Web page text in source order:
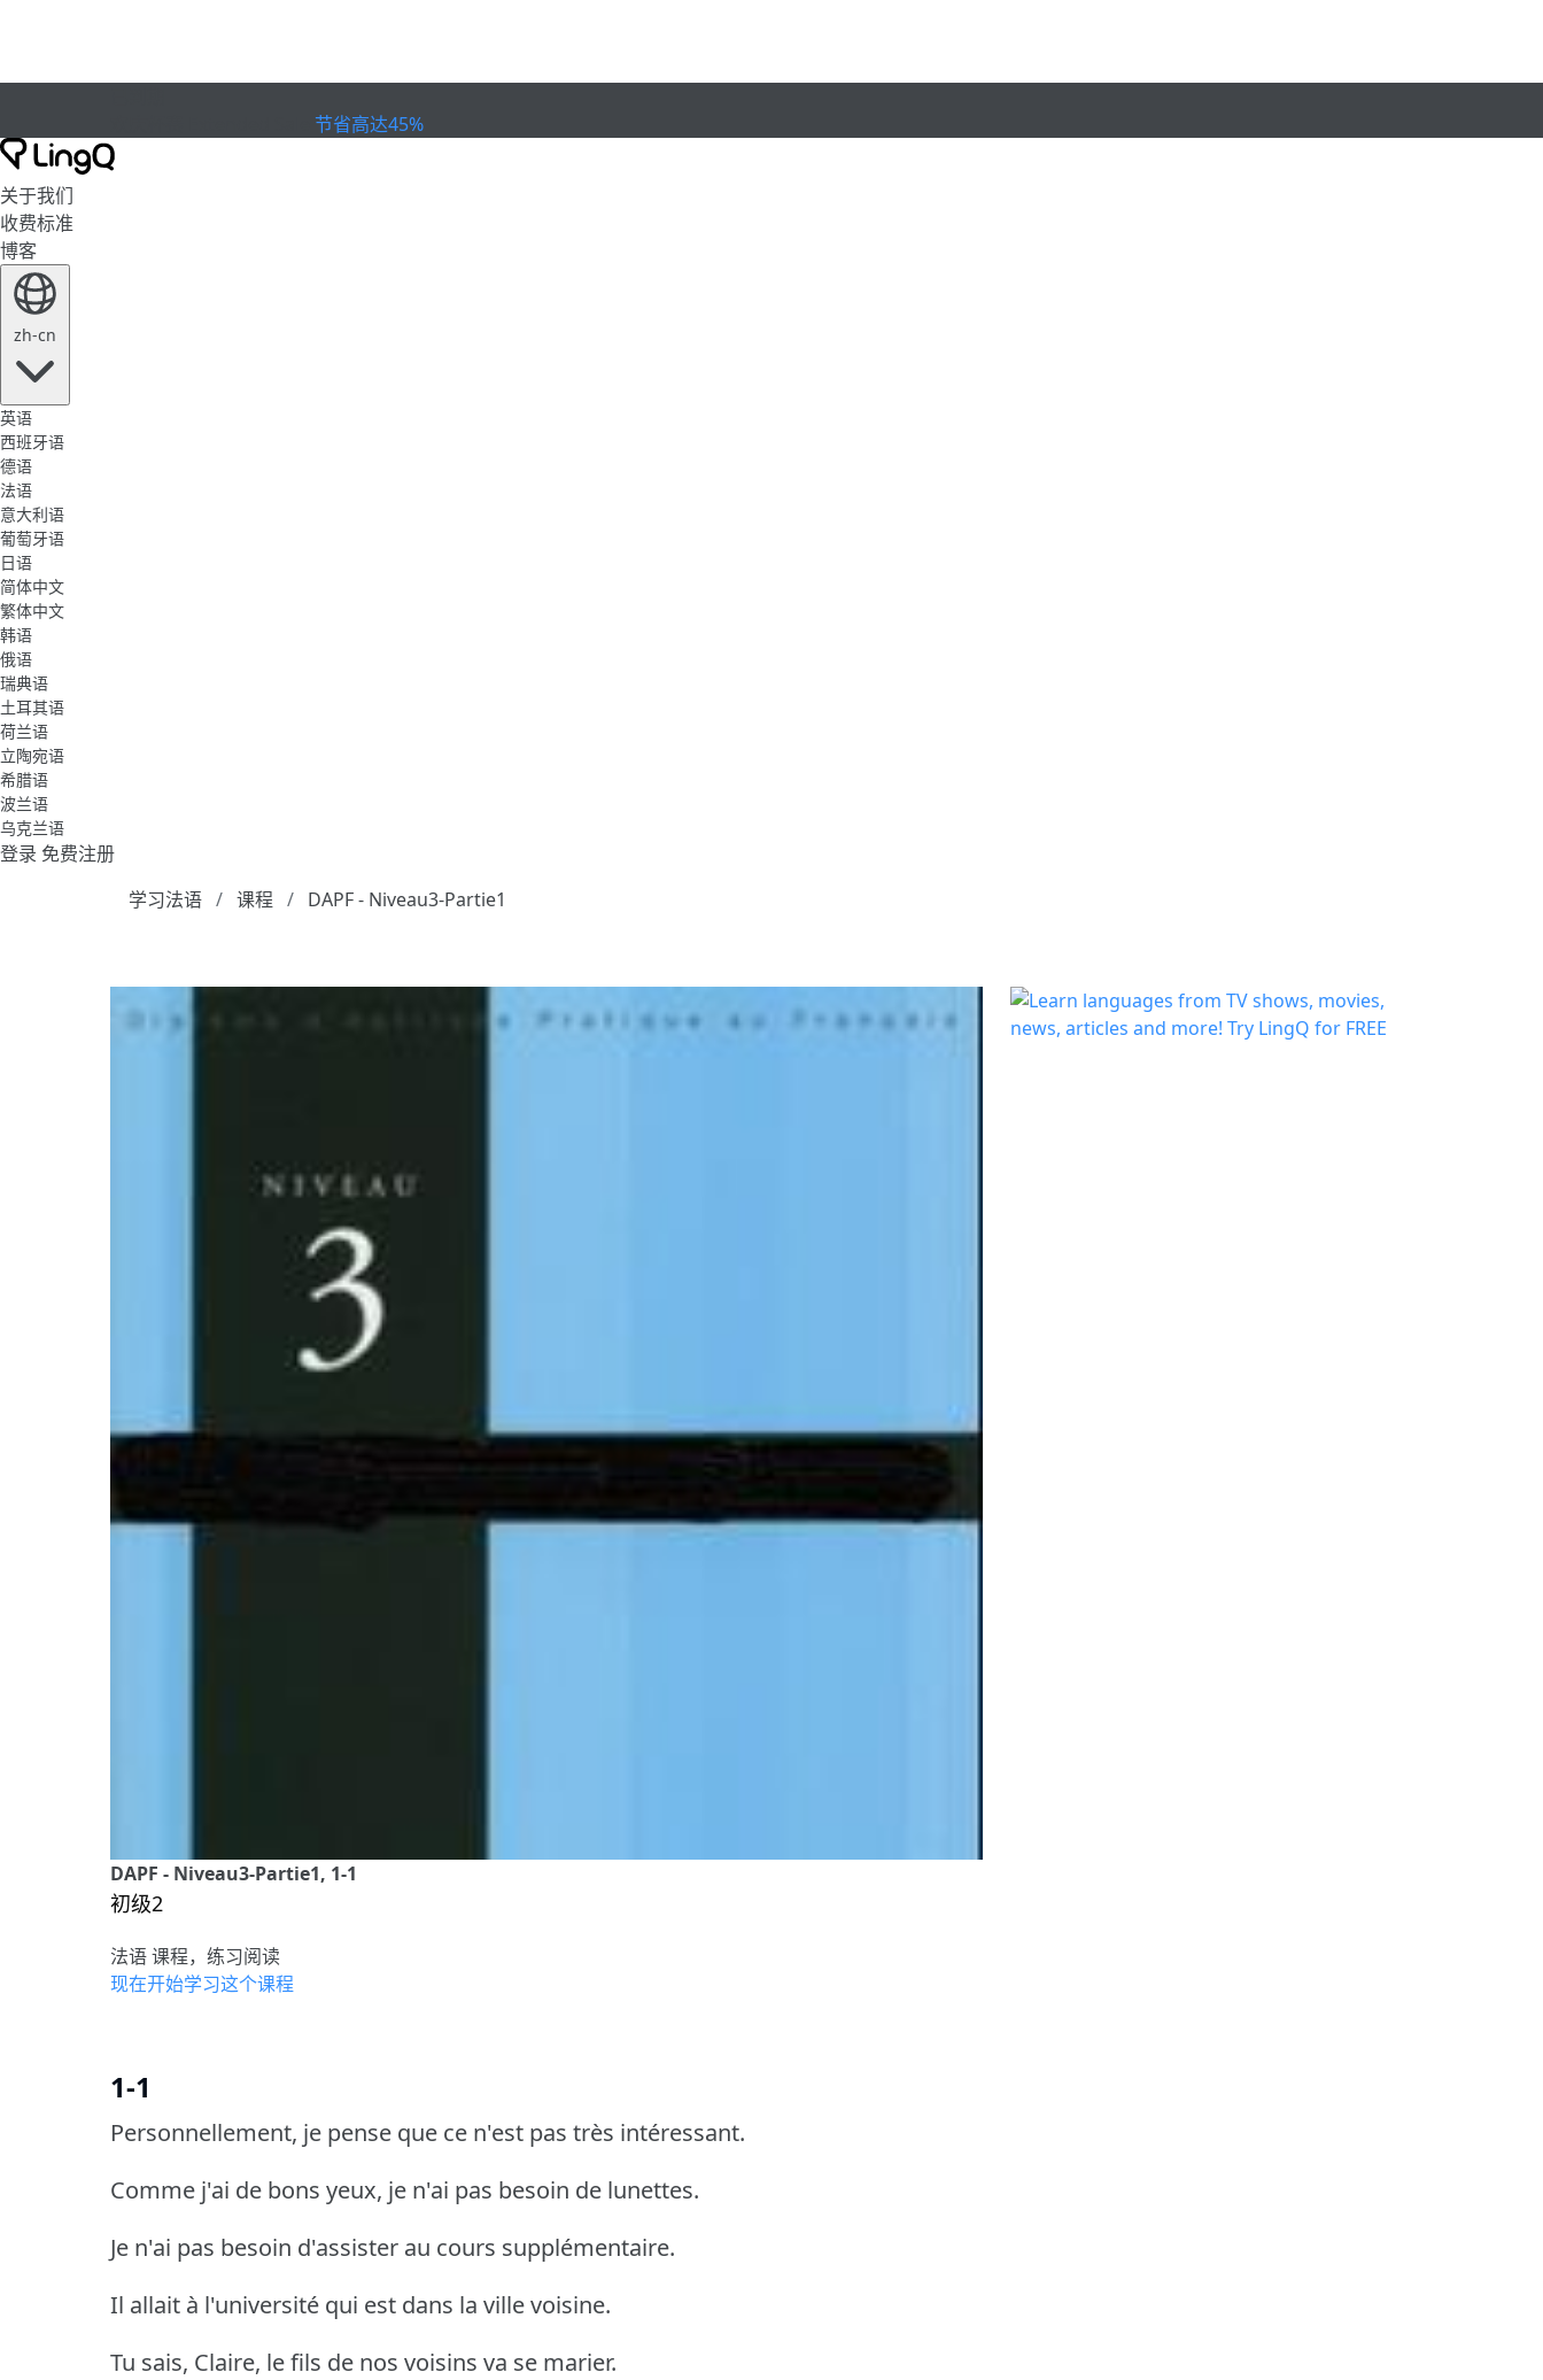
节省高达45%
关于我们
收费标准
博客
zh-cn
英语
西班牙语
德语
法语
意大利语
葡萄牙语
日语
简体中文
繁体中文
韩语
俄语
瑞典语
土耳其语
荷兰语
立陶宛语
希腊语
波兰语
乌克兰语
登录 免费注册
学习法语
课程 DAPF - Niveau3-Partie1
DAPF - Niveau3-Partie1, 1-1
初级2
法语 课程，练习阅读
现在开始学习这个课程
1-1
Personnellement, je pense que ce n'est pas très intéressant.
Comme j'ai de bons yeux, je n'ai pas besoin de lunettes.
Je n'ai pas besoin d'assister au cours supplémentaire.
Il allait à l'université qui est dans la ville voisine.
Tu sais, Claire, le fils de nos voisins va se marier.